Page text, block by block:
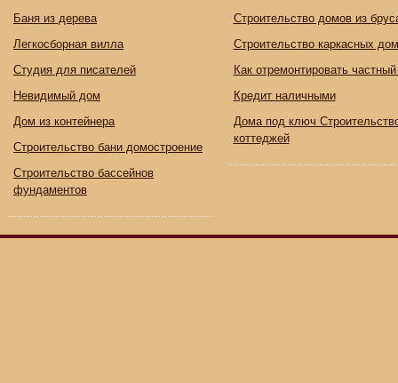
Баня из дерева
Легкосборная вилла
Студия для писателей
Невидимый дом
Дом из контейнера
Строительство бани домостроение
Строительство бассейнов
фундаментов
Строительство домов из
Строительство каркасных
Как отремонтировать
Кредит наличными
Дома под ключ
коттеджей